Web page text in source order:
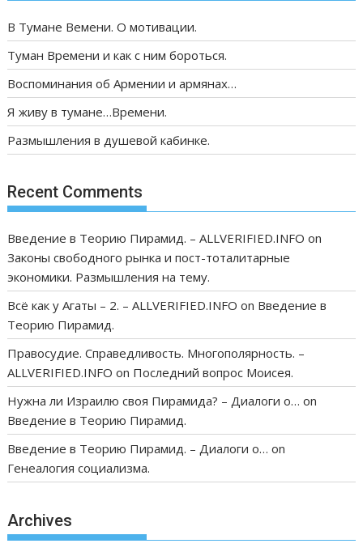
В Тумане Вемени. О мотивации.
Туман Времени и как с ним бороться.
Воспоминания об Армении и армянах…
Я живу в тумане…Времени.
Размышления в душевой кабинке.
Recent Comments
Введение в Теорию Пирамид. – ALLVERIFIED.INFO on
Законы свободного рынка и пост-тоталитарные
экономики. Размышления на тему.
Всё как у Агаты – 2. – ALLVERIFIED.INFO on Введение в
Теорию Пирамид.
Правосудие. Справедливость. Многополярность. –
ALLVERIFIED.INFO on Последний вопрос Моисея.
Нужна ли Израилю своя Пирамида? – Диалоги о… on
Введение в Теорию Пирамид.
Введение в Теорию Пирамид. – Диалоги о… on
Генеалогия социализма.
Archives